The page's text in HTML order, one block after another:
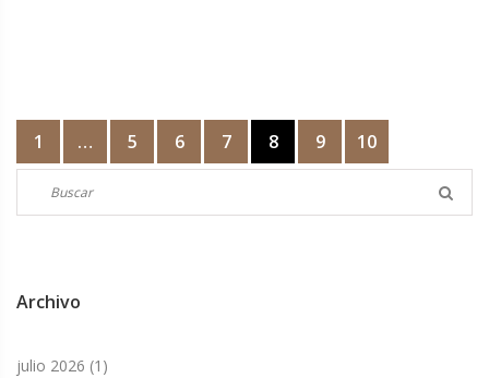
1 … 5 6 7 8 9 10
Archivo
julio 2026 (1)